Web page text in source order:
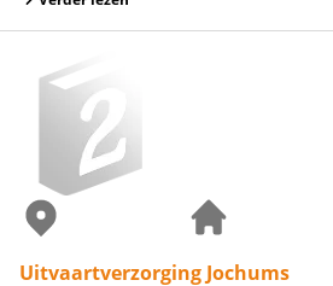
Uitvaartverzorging Jochums